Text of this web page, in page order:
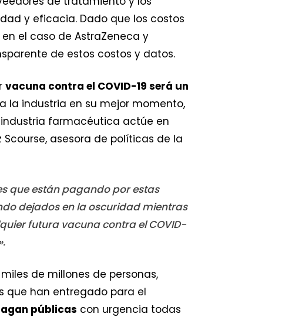
y eficacia. Dado que los costos
el caso de AstraZeneca y
de estos costos y datos.
vacuna contra el COVID-19 será un
la industria en su mejor momento,
farmacéutica actúe en
asesora de políticas de la
que están pagando por estas
dejados en la oscuridad mientras
futura vacuna contra el COVID-
de millones de personas,
que han entregado para el
públicas con urgencia todas